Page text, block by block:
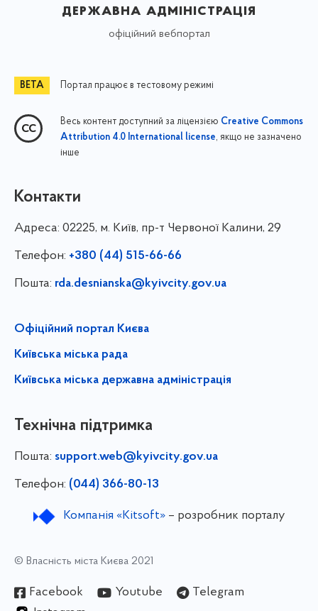
державна адміністрація
офіційний вебпортал
Портал працює в тестовому режимі
Весь контент доступний за ліцензією Creative Commons
Attribution 4.0 International license, якщо не зазначено
інше
Контакти
Адреса: 02225, м. Київ, пр-т Червоної Калини, 29
Телефон: +380 (44) 515-66-66
Пошта: rda.desnianska@kyivcity.gov.ua
Офіційний портал Києва
Київська міська рада
Київська міська державна адміністрація
Технічна підтримка
Пошта: support.web@kyivcity.gov.ua
Телефон: (044) 366-80-13
Компанія «Kitsoft»– розробник порталу
© Власність міста Києва 2021
Facebook Youtube
Telegram